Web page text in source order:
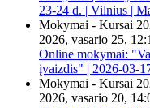
23-24 d. | Vilnius |
Mokymai - Kursai
2026, vasario 25,
Online mokymai:
įvaizdis" | 2026-03-
Mokymai - Kursai
2026, vasario 20,